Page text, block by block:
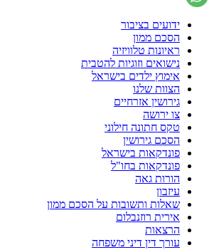
ידועים בציבור
הסכם ממון
ראיונות טלוויזיה
נישואים וזוגיות להטבית
אימוץ ילדים בישראל
הצוות שלנו
גירושין אזרחיים
צו ירושה
טקס חתונה חילוני
הסכם גירושין
פונדקאות בישראל
פונדקאות בחו"ל
הורות גאה
עיזבון
שאלות ותשובות על הסכם ממון
אירית רוזנבלום
הרצאות
עורך דין דיני משפחה